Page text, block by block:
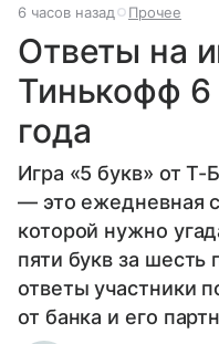
6 часов назад Прочее
Ответы на
Тинькофф 6
года
Игра «5 букв» от
— это ежедневная
которой нужно
пяти букв за
ответы участники
от банка и его